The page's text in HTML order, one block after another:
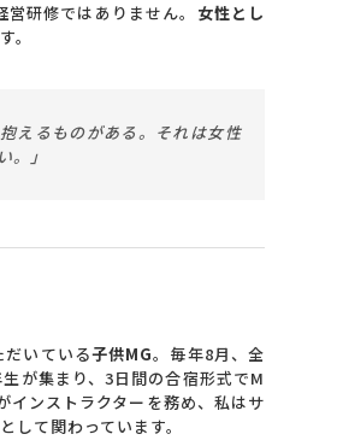
研修ではありません。 女性とし
。
えるものがある。それは女性
。」
いている子供MG。毎年8月、全
が集まり、3日間の合宿形式でM
インストラクターを務め、私はサ
して関わっています。